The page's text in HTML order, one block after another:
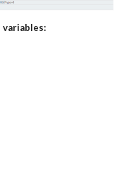
variables: